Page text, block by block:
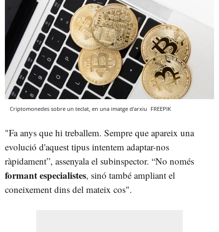
Criptomonedes sobre un teclat, en una imatge d'arxiu FREEPIK
"Fa anys que hi treballem. Sempre que apareix una
evolució d'aquest tipus intentem adaptar-nos
ràpidament”, assenyala el subinspector. “No només
formant especialistes, sinó també ampliant el
coneixement dins del mateix cos".